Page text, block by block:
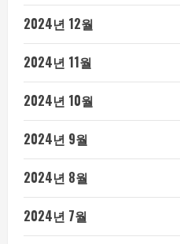
2024년 12월
2024년 11월
2024년 10월
2024년 9월
2024년 8월
2024년 7월